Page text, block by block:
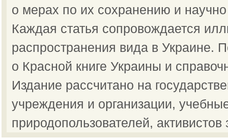
о мерах по их сохранению и
Каждая статья сопровождается
распространения вида в
о Красной книге Украины и
Издание рассчитано на
учреждения и организации,
природопользователей,